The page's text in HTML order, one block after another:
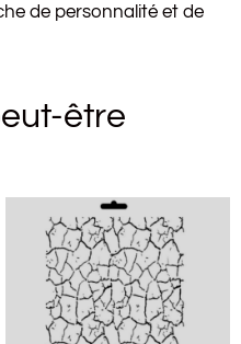
de personnalité et de
être